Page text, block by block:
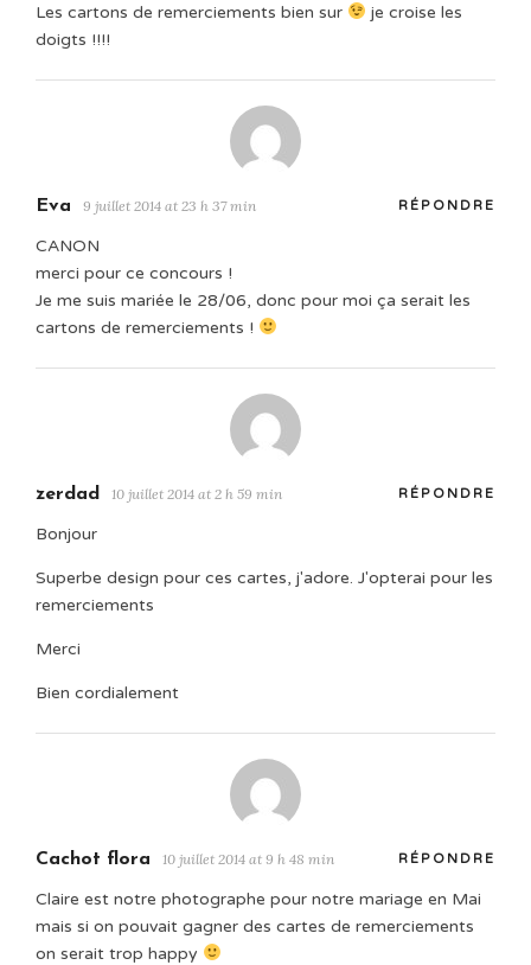
Les cartons de remerciements bien sur
je croise les
doigts !!!!
Eva 9 juillet 2014 at 23 h 37 min RÉPONDRE
CANON
merci pour ce concours !
Je me suis mariée le 28/06, donc pour moi ça serait les
cartons de remerciements !
zerdad 10 juillet 2014 at 2 h 59 min RÉPONDRE
Bonjour
Superbe design pour ces cartes, j'adore. J'opterai pour les
remerciements
Merci
Bien cordialement
Cachot flora 10 juillet 2014 at 9 h 48 min RÉPONDRE
Claire est notre photographe pour notre mariage en Mai
mais si on pouvait gagner des cartes de remerciements
on serait trop happy